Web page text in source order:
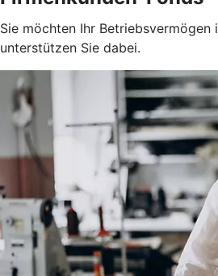
Sie möchten Ihr Betriebsvermögen
unterstützen Sie dabei.